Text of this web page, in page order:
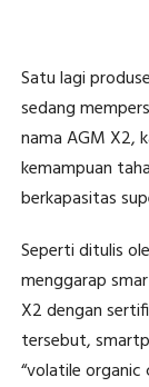
Satu lagi
sedang
nama AGM X2,
kemampuan
berkapasitas
Seperti ditulis
menggarap
X2 dengan
tersebut,
“volatile organic